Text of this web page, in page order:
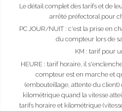
Le détail complet des tarifs et de
arrêté préfectoral pour
PC JOUR/NUIT : c'est la prise en
du compteur lors de
KM : tarif pour
HEURE : tarif horaire, il
compteur est en marche et
(embouteillage, attente du
kilométrique quand la vitesse
tarifs horaire et kilométrique